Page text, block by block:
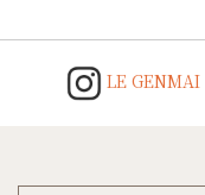
LE GENMAI